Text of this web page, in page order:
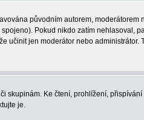
původním autorem,
Pokud nikdo zatím nehlasoval,
učinit jen moderátor nebo
skupinám. Ke čtení, prohlížení,
je.